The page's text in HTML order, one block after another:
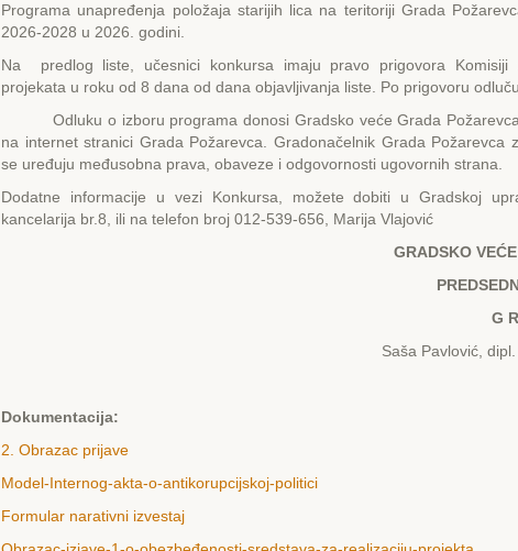
Programa unapređenja položaja starijih lica na teritoriji Grada
2026-2028 u 2026. godini.
Na predlog liste, učesnici konkursa imaju pravo prigovora Komisiji
projekata u roku od 8 dana od dana objavljivanja liste. Po prigovoru
Odluku o izboru programa donosi Gradsko veće Grada Požarevca
na internet stranici Grada Požarevca. Gradonačelnik Grada Požarevca
se uređuju međusobna prava, obaveze i odgovornosti ugovornih strana.
Dodatne informacije u vezi Konkursa, možete dobiti u Gradskoj
kancelarija br.8, ili na telefon broj 012-539-656, Marija Vlajović
GRADSKO
G
Saša Pavlović,
Dokumentacija:
2. Obrazac prijave
Model-Internog-akta-o-antikorupcijskoj-politici
Formular narativni izvestaj